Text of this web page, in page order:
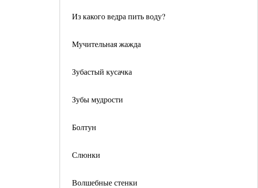
Из какого ведра пить воду?
Мучительная жажда
Зубастый кусачка
Зубы мудрости
Болтун
Слюнки
Волшебные стенки